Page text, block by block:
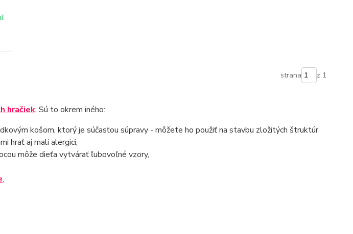
strana z 1
hračiek. Sú to okrem iného:
košom, ktorý je súčasťou súpravy - môžete ho použiť na stavbu zložitých štruktúr
hrať aj malí alergici,
môže dieťa vytvárať ľubovoľné vzory,
,